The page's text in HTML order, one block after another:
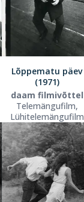
Lõppematu päev
(1971)
daam filmivõttel
Telemängufilm,
Lühitelemängufilm